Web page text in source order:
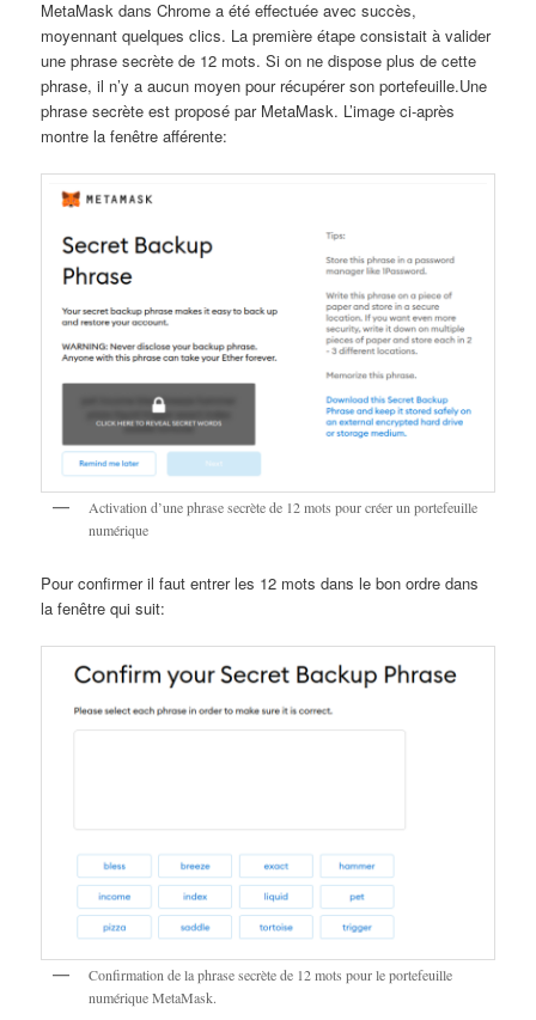
MetaMask dans Chrome a été effectuée avec succès,
moyennant quelques clics. La première étape consistait à valider
une phrase secrète de 12 mots. Si on ne dispose plus de cette
phrase, il n’y a aucun moyen pour récupérer son portefeuille.Une
phrase secrète est proposé par MetaMask. L’image ci-après
montre la fenêtre afférente:
Activation d’une phrase secrète de 12 mots pour créer un portefeuille
numérique
Pour confirmer il faut entrer les 12 mots dans le bon ordre dans
la fenêtre qui suit:
Confirmation de la phrase secrète de 12 mots pour le portefeuille
numérique MetaMask.